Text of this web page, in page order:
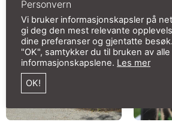
Personvern
Vi bruker informasjonskapsler på
gi deg den mest relevante
dine preferanser og gjentatte
"OK", samtykker du til bruken av alle
informasjonskapslene. Les mer
OK!